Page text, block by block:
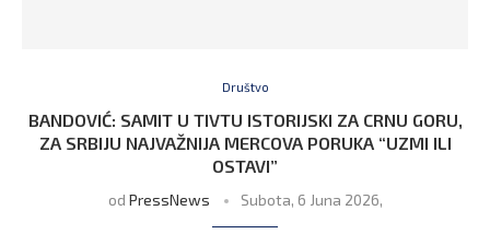
Društvo
BANDOVIĆ: SAMIT U TIVTU ISTORIJSKI ZA CRNU GORU,
ZA SRBIJU NAJVAŽNIJA MERCOVA PORUKA “UZMI ILI
OSTAVI”
od PressNews Subota, 6 Juna 2026,